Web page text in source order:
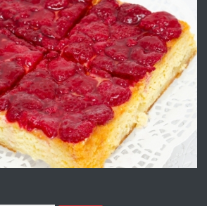
преди 9 часа
Под НАЕМ двустаен Орфей
преди 3 дни
Нов апартамент на ул. Липа до